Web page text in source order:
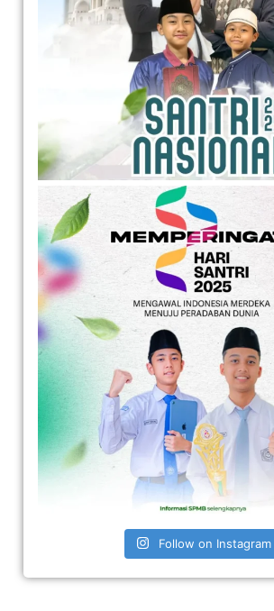
Follow on Instagram